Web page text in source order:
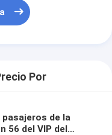
Por
pasajeros de la
56 del VIP del